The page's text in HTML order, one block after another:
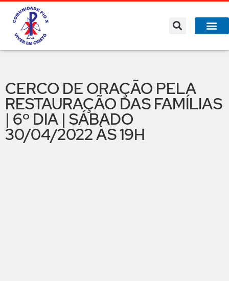
CERCO DE ORAÇÃO PELA
RESTAURAÇÃO DAS FAMÍLIAS
| 6º DIA | SÁBADO
30/04/2022 ÀS 19H